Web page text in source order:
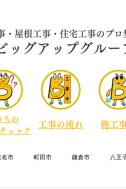
・屋根工事・住宅工事のプロ
ッグアップグルー
ちの
ェック
​工事の流れ 施工
名市 町田市 鎌倉市 八王